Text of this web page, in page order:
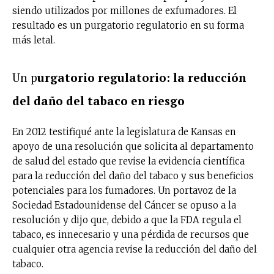
siendo utilizados por millones de exfumadores. El
resultado es un purgatorio regulatorio en su forma
más letal.
Un purgatorio regulatorio: la reducción
del daño del tabaco en riesgo
En 2012 testifiqué ante la legislatura de Kansas en
apoyo de una resolución que solicita al departamento
de salud del estado que revise la evidencia científica
para la reducción del daño del tabaco y sus beneficios
potenciales para los fumadores. Un portavoz de la
Sociedad Estadounidense del Cáncer se opuso a la
resolución y dijo que, debido a que la FDA regula el
tabaco, es innecesario y una pérdida de recursos que
cualquier otra agencia revise la reducción del daño del
tabaco.